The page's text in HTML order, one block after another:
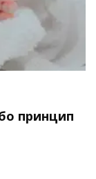
принцип